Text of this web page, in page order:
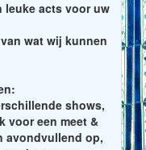
leuke acts voor uw
wat wij kunnen
shows,
voor een meet &
avondvullend op,